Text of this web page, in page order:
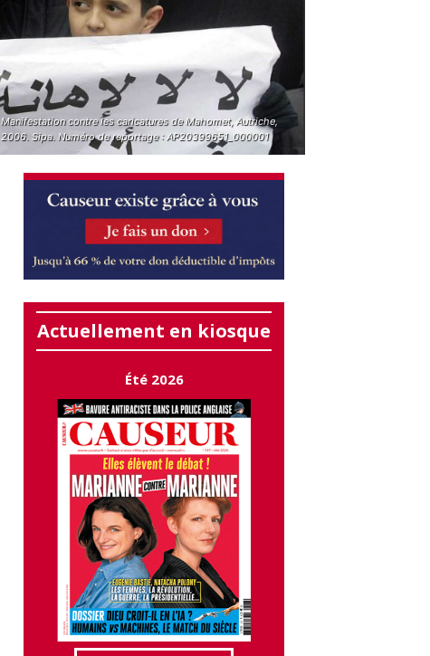
Manifestation contre les caricatures de Mahomet, Autriche,
2006. Sipa. Numéro de reportage : AP20399651_000001
Actuellement en kiosque
Été 2026